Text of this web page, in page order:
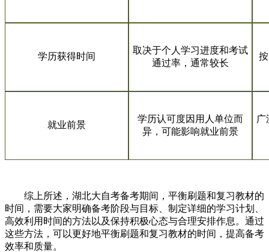
学历获得时间
取决于个人学习进度和考试
通过率，通常较长
就业前景
学历认可度因用人单位而
异，可能影响就业前景
广
综上所述，湖北大自考备考期间，平衡刷题和复习教材的
时间，需要大家明确备考阶段与目标、制定详细的学习计划、
高效利用时间的方法以及保持积极心态与合理安排作息。通过
这些方法，可以更好地平衡刷题和复习教材的时间，提高备考
效率和质量。